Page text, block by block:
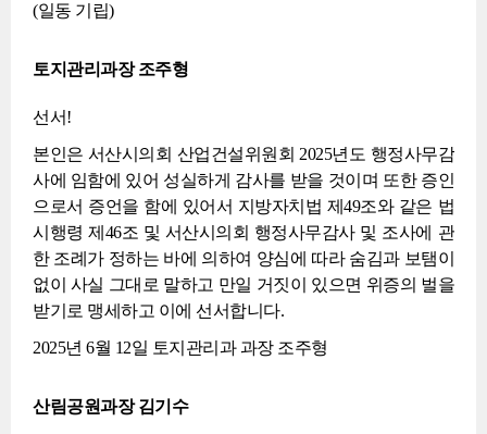
(일동 기립)
토지관리과장 조주형
선서!
본인은 서산시의회 산업건설위원회 2025년도 행정사무감
사에 임함에 있어 성실하게 감사를 받을 것이며 또한 증인
으로서 증언을 함에 있어서 지방자치법 제49조와 같은 법
시행령 제46조 및 서산시의회 행정사무감사 및 조사에 관
한 조례가 정하는 바에 의하여 양심에 따라 숨김과 보탬이
없이 사실 그대로 말하고 만일 거짓이 있으면 위증의 벌을
받기로 맹세하고 이에 선서합니다.
2025년 6월 12일 토지관리과 과장 조주형
산림공원과장 김기수